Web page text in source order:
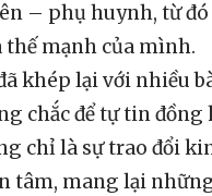
– phụ huynh, từ đó
thế mạnh của mình.
khép lại với nhiều
chắc để tự tin
chỉ là sự trao đổi
tâm, mang lại